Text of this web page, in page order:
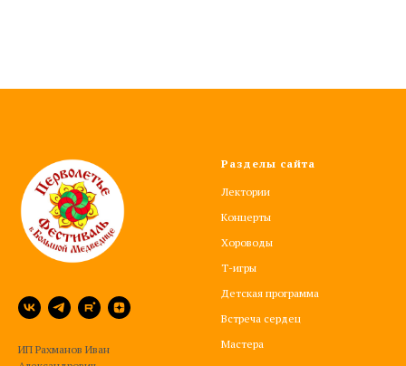
ИП Рахманов Иван
Разделы сайта
Лектории
Концерты
Хороводы
Т-игры
Детская программа
Встреча сердец
Мастера